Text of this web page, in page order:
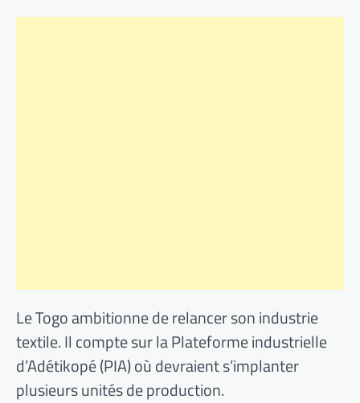
Le Togo ambitionne de relancer son industrie
textile. Il compte sur la Plateforme industrielle
d’Adétikopé (PIA) où devraient s’implanter
plusieurs unités de production.